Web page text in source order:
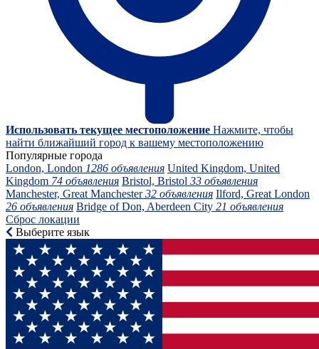
Использовать текущее местоположение Нажмите, чтобы
найти ближайший город к вашему местоположению
Популярные города
London, London 1286 объявления United Kingdom, United
Kingdom 74 объявления Bristol, Bristol 33 объявления
Manchester, Great Manchester32 объявления Ilford, Great London
26 объявления Bridge of Don, Aberdeen City 21 объявления
Сброс локации
Выберите язык